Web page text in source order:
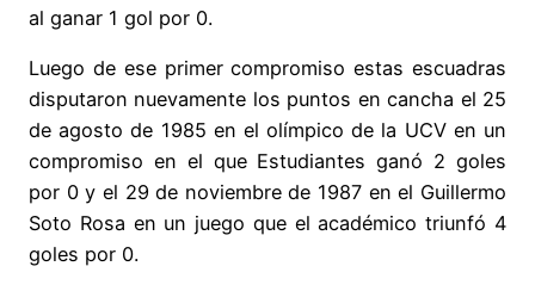
al ganar 1 gol por 0.
Luego de ese primer compromiso estas escuadras
disputaron nuevamente los puntos en cancha el 25
de agosto de 1985 en el olímpico de la UCV en un
compromiso en el que Estudiantes ganó 2 goles
por 0 y el 29 de noviembre de 1987 en el Guillermo
Soto Rosa en un juego que el académico triunfó 4
goles por 0.